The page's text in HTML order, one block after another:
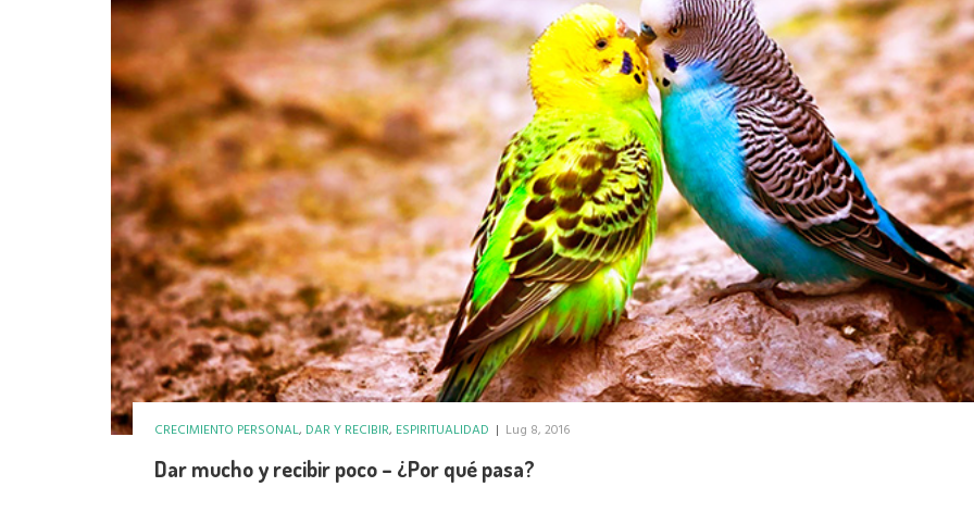
CRECIMIENTO PERSONAL, DAR Y RECIBIR, ESPIRITUALIDAD | Lug 8, 2016
Dar mucho y recibir poco – ¿Por qué pasa?